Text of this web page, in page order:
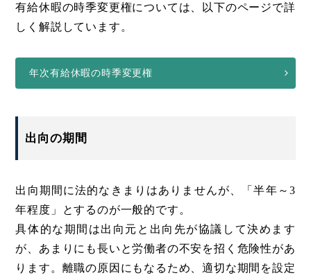
有給休暇の時季変更権については、以下のページで詳
しく解説しています。
年次有給休暇の時季変更権
出向の期間
出向期間に法的なきまりはありませんが、「半年～3
年程度」とするのが一般的です。
具体的な期間は出向元と出向先が協議して決めます
が、あまりにも長いと労働者の不安を招く危険性があ
ります。離職の原因にもなるため、適切な期間を設定